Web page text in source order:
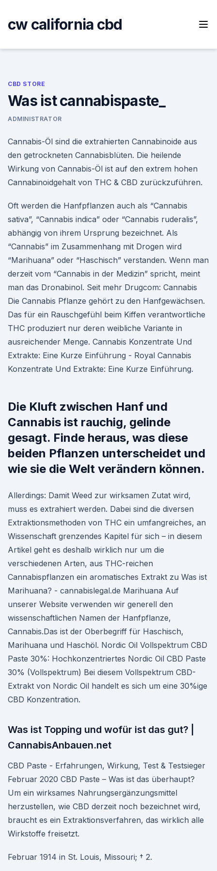
content
cw california cbd
CBD STORE
Was ist cannabispaste_
ADMINISTRATOR
Cannabis-Öl sind die extrahierten Cannabinoide aus
den getrockneten Cannabisblüten. Die heilende
Wirkung von Cannabis-Öl ist auf den extrem hohen
Cannabinoidgehalt von THC & CBD zurückzuführen.
Oft werden die Hanfpflanzen auch als “Cannabis
sativa”, “Cannabis indica” oder “Cannabis ruderalis”,
abhängig von ihrem Ursprung bezeichnet. Als
“Cannabis” im Zusammenhang mit Drogen wird
“Marihuana” oder “Haschisch” verstanden. Wenn man
derzeit vom “Cannabis in der Medizin” spricht, meint
man das Dronabinol. Seit mehr Drugcom: Cannabis
Die Cannabis Pflanze gehört zu den Hanfgewächsen.
Das für ein Rauschgefühl beim Kiffen verantwortliche
THC produziert nur deren weibliche Variante in
ausreichender Menge. Cannabis Konzentrate Und
Extrakte: Eine Kurze Einführung - Royal Cannabis
Konzentrate Und Extrakte: Eine Kurze Einführung.
Die Kluft zwischen Hanf und
Cannabis ist rauchig, gelinde
gesagt. Finde heraus, was diese
beiden Pflanzen unterscheidet und
wie sie die Welt verändern können.
Allerdings: Damit Weed zur wirksamen Zutat wird,
muss es extrahiert werden. Dabei sind die diversen
Extraktionsmethoden von THC ein umfangreiches, an
Wissenschaft grenzendes Kapitel für sich – in diesem
Artikel geht es deshalb wirklich nur um die
verschiedenen Arten, aus THC-reichen
Cannabispflanzen ein aromatisches Extrakt zu Was ist
Marihuana? - cannabislegal.de Marihuana Auf
unserer Website verwenden wir generell den
wissenschaftlichen Namen der Hanfpflanze,
Cannabis.Das ist der Oberbegriff für Haschisch,
Marihuana und Haschöl. Nordic Oil Vollspektrum CBD
Paste 30%: Hochkonzentriertes Nordic Oil CBD Paste
30% (Vollspektrum) Bei diesem Vollspektrum CBD-
Extrakt von Nordic Oil handelt es sich um eine 30%ige
CBD Konzentration.
Was ist Topping und wofür ist das gut? |
CannabisAnbauen.net
CBD Paste - Erfahrungen, Wirkung, Test & Testsieger
Februar 2020 CBD Paste – Was ist das überhaupt?
Um ein wirksames Nahrungsergänzungsmittel
herzustellen, wie CBD derzeit noch bezeichnet wird,
braucht es ein Extraktionsverfahren, das wirklich alle
Wirkstoffe freisetzt.
Februar 1914 in St. Louis, Missouri; † 2.